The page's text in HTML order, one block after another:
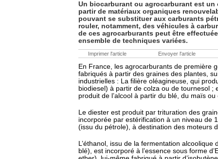
Un biocarburant ou agrocarburant est un
partir de matériaux organiques
pouvant se substituer aux carburants
rouler, notamment, des véhicules à
de ces agrocarburants peut être
ensemble de techniques variées.
Imprimer l'article Envoyer l'article
En France, les agrocarburants de première
fabriqués à partir des graines des plantes,
industrielles : La filière oléagineuse, qui
biodiesel) à partir de colza ou de tournesol ;
produit de l’alcool à partir du blé, du maïs
Le diester est produit par trituration des
incorporée par estérification à un niveau de
(issu du pétrole), à destination des moteurs
L’éthanol, issu de la fermentation alcoolique
blé), est incorporé à l’essence sous forme